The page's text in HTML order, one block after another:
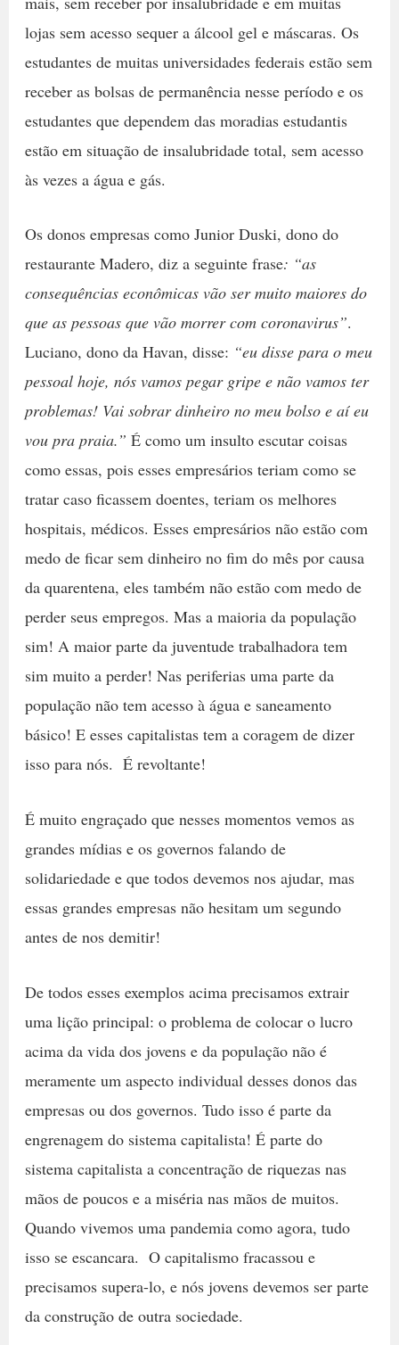
lojas sem acesso sequer a álcool gel e máscaras. Os
estudantes de muitas universidades federais estão sem
receber as bolsas de permanência nesse período e os
estudantes que dependem das moradias estudantis
estão em situação de insalubridade total, sem acesso
às vezes a água e gás.
Os donos empresas como Junior Duski, dono do
restaurante Madero, diz a seguinte frase: “as
consequências econômicas vão ser muito maiores do
que as pessoas que vão morrer com coronavirus”.
Luciano, dono da Havan, disse: “eu disse para o meu
pessoal hoje, nós vamos pegar gripe e não vamos ter
problemas! Vai sobrar dinheiro no meu bolso e aí eu
vou pra praia.” É como um insulto escutar coisas
como essas, pois esses empresários teriam como se
tratar caso ficassem doentes, teriam os melhores
hospitais, médicos. Esses empresários não estão com
medo de ficar sem dinheiro no fim do mês por causa
da quarentena, eles também não estão com medo de
perder seus empregos. Mas a maioria da população
sim! A maior parte da juventude trabalhadora tem
sim muito a perder! Nas periferias uma parte da
população não tem acesso à água e saneamento
básico! E esses capitalistas tem a coragem de dizer
isso para nós. É revoltante!
É muito engraçado que nesses momentos vemos as
grandes mídias e os governos falando de
solidariedade e que todos devemos nos ajudar, mas
essas grandes empresas não hesitam um segundo
antes de nos demitir!
De todos esses exemplos acima precisamos extrair
uma lição principal: o problema de colocar o lucro
acima da vida dos jovens e da população não é
meramente um aspecto individual desses donos das
empresas ou dos governos. Tudo isso é parte da
engrenagem do sistema capitalista! É parte do
sistema capitalista a concentração de riquezas nas
mãos de poucos e a miséria nas mãos de muitos.
Quando vivemos uma pandemia como agora, tudo
isso se escancara. O capitalismo fracassou e
precisamos supera-lo, e nós jovens devemos ser parte
da construção de outra sociedade.